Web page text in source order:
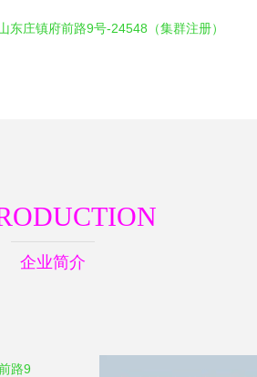
东庄镇府前路9号-24548（集群注册）
企业简介
路9